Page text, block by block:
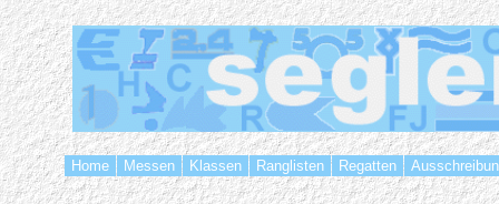
Home Messen Klassen Ranglisten Regatten